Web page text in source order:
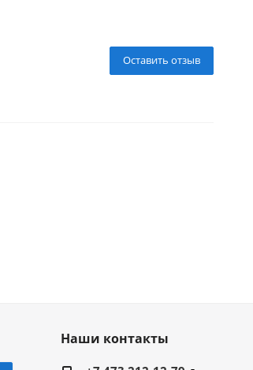
Оставить отзыв
Наши контакты